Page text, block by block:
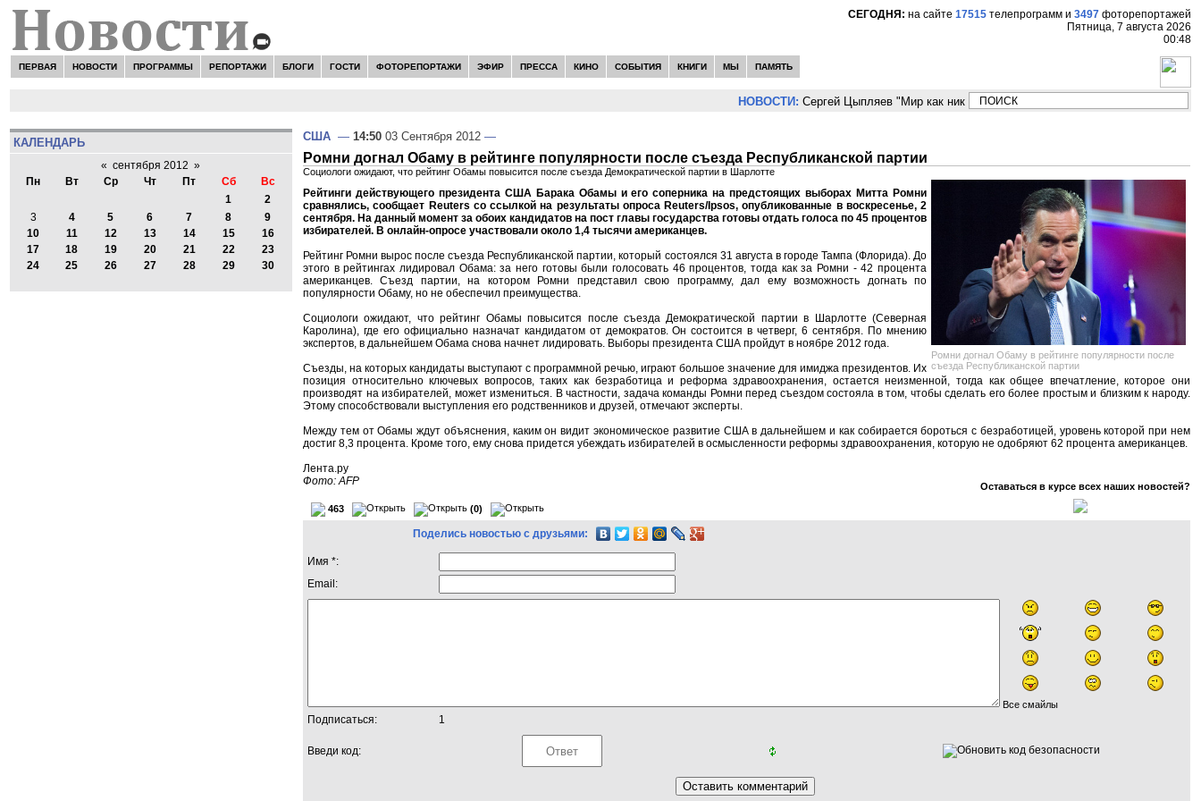
СЕГОДНЯ: на сайте 17515 телепрограмм и 3497 фоторепортажей
Пятница, 7 августа 2026
00:48
ПЕРВАЯ НОВОСТИ ПРОГРАММЫ РЕПОРТАЖИ БЛОГИ ГОСТИ ФОТОРЕПОРТАЖИ ЭФИР ПРЕССА КИНО СОБЫТИЯ КНИГИ МЫ ПАМЯТЬ
НОВОСТИ: Сергей Цыпляев "Мир как никогда близко стоит к угрозе третьей мировой
КАЛЕНДАРЬ
« сентября 2012 »
Пн
Вт Ср Чт Пт Сб
Вс
1
2
3
4 5 6 7 8
9
10
11 12 13 14 15
16
17
18 19 20 21 22
23
24
25 26 27 28 29 30
США — 14:50 03 Сентября 2012 —
Ромни догнал Обаму в рейтинге популярности после съезда Республиканской партии
Социологи ожидают, что рейтинг Обамы повысится после съезда Демократической партии в Шарлотте
Ромни догнал Обаму в рейтинге популярности после
съезда Республиканской партии
Рейтинги действующего президента США Барака Обамы и его соперника на предстоящих выборах Митта Ромни
сравнялись, сообщает Reuters со ссылкой на результаты опроса Reuters/Ipsos, опубликованные в воскресенье, 2
сентября. На данный момент за обоих кандидатов на пост главы государства готовы отдать голоса по 45 процентов
избирателей. В онлайн-опросе участвовали около 1,4 тысячи американцев.
Рейтинг Ромни вырос после съезда Республиканской партии, который состоялся 31 августа в городе Тампа (Флорида). До
этого в рейтингах лидировал Обама: за него готовы были голосовать 46 процентов, тогда как за Ромни - 42 процента
американцев. Съезд партии, на котором Ромни представил свою программу, дал ему возможность догнать по
популярности Обаму, но не обеспечил преимущества.
Социологи ожидают, что рейтинг Обамы повысится после съезда Демократической партии в Шарлотте (Северная
Каролина), где его официально назначат кандидатом от демократов. Он состоится в четверг, 6 сентября. По мнению
экспертов, в дальнейшем Обама снова начнет лидировать. Выборы президента США пройдут в ноябре 2012 года.
Съезды, на которых кандидаты выступают с программной речью, играют большое значение для имиджа президентов. Их
позиция относительно ключевых вопросов, таких как безработица и реформа здравоохранения, остается неизменной, тогда как общее впечатление, которое они
производят на избирателей, может измениться. В частности, задача команды Ромни перед съездом состояла в том, чтобы сделать его более простым и близким к народу.
Этому способствовали выступления его родственников и друзей, отмечают эксперты.
Между тем от Обамы ждут объяснения, каким он видит экономическое развитие США в дальнейшем и как собирается бороться с безработицей, уровень которой при нем
достиг 8,3 процента. Кроме того, ему снова придется убеждать избирателей в осмысленности реформы здравоохранения, которую не одобряют 62 процента американцев.
Лента.ру
Фото: AFP
Оставаться в курсе всех наших новостей?
463 (0)
Поделись новостью с друзьями:
Имя *:
Email:
Все смайлы
Подписаться: 1
Введи код: